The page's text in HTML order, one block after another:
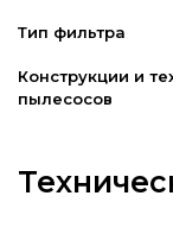
Тип фильтра
Конструкции и
пылесосов